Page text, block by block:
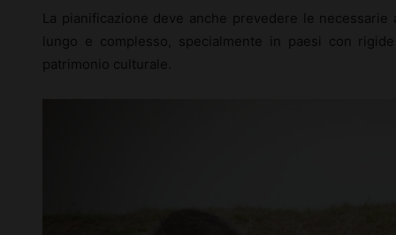
La pianificazione deve anche prevedere le
lungo e complesso, specialmente in paesi con
patrimonio culturale.